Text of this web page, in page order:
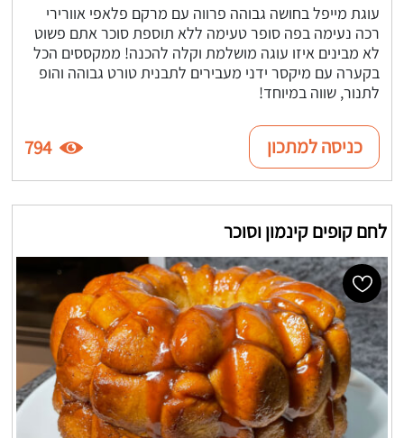
עוגת מייפל בחושה גבוהה פרווה עם מרקם פלאפי אוורירי
רכה נעימה בפה סופר טעימה ללא תוספת סוכר אתם פשוט
לא מבינים איזו עוגה מושלמת וקלה להכנה! ממקססים הכל
בקערה עם מיקסר ידני מעבירים לתבנית טורט גבוהה והופ
לתנור, שווה במיוחד!
כניסה למתכון 794
לחם קופים קינמון וסוכר